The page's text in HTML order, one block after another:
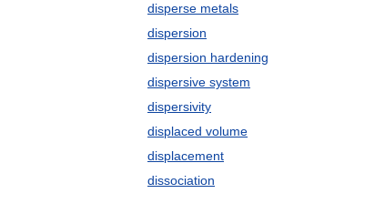
disperse metals
dispersion
dispersion hardening
dispersive system
dispersivity
displaced volume
displacement
dissociation